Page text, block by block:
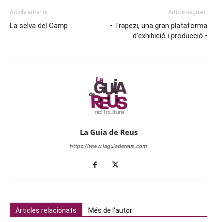
Article anterior
La selva del Camp
Article següent
• Trapezi, una gran plataforma
d’exhibició i producció •
La Guia de Reus
https://www.laguiadereus.com
Articles relacionats Més de l'autor